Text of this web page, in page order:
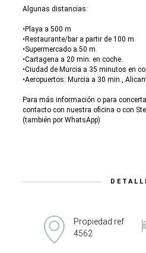
Algunas distancias:
•Playa a 500 m
•Restaurante/bar a partir de 100 m.
•Supermercado a 50 m.
•Cartagena a 20 min. en coche.
•Ciudad de Murcia a 35 minutos en
•Aeropuertos: Murcia a 30 min.,
Para más información o para
contacto con nuestra oficina o con
(también por WhatsApp)
Propiedad ref
4562